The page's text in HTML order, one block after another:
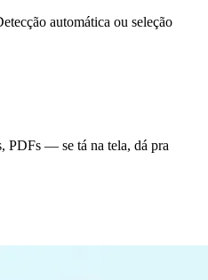
automática ou seleção
PDFs — se tá na tela, dá pra